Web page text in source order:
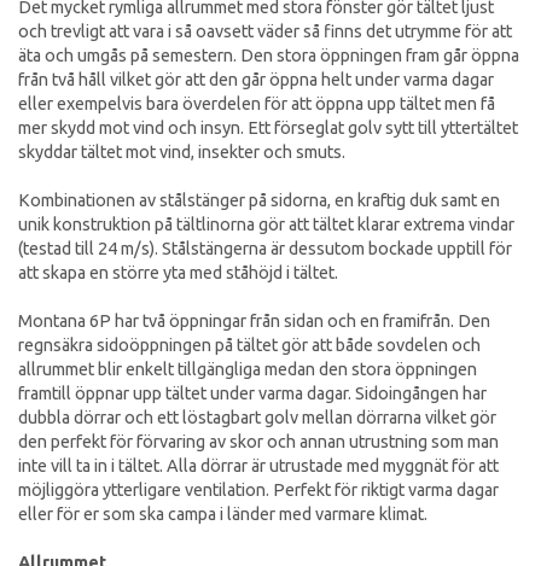
Det mycket rymliga allrummet med stora fönster gör tältet ljust
och trevligt att vara i så oavsett väder så finns det utrymme för att
äta och umgås på semestern. Den stora öppningen fram går öppna
från två håll vilket gör att den går öppna helt under varma dagar
eller exempelvis bara överdelen för att öppna upp tältet men få
mer skydd mot vind och insyn. Ett förseglat golv sytt till yttertältet
skyddar tältet mot vind, insekter och smuts.
Kombinationen av stålstänger på sidorna, en kraftig duk samt en
unik konstruktion på tältlinorna gör att tältet klarar extrema vindar
(testad till 24 m/s). Stålstängerna är dessutom bockade upptill för
att skapa en större yta med ståhöjd i tältet.
Montana 6P har två öppningar från sidan och en framifrån. Den
regnsäkra sidoöppningen på tältet gör att både sovdelen och
allrummet blir enkelt tillgängliga medan den stora öppningen
framtill öppnar upp tältet under varma dagar. Sidoingången har
dubbla dörrar och ett löstagbart golv mellan dörrarna vilket gör
den perfekt för förvaring av skor och annan utrustning som man
inte vill ta in i tältet. Alla dörrar är utrustade med myggnät för att
möjliggöra ytterligare ventilation. Perfekt för riktigt varma dagar
eller för er som ska campa i länder med varmare klimat.